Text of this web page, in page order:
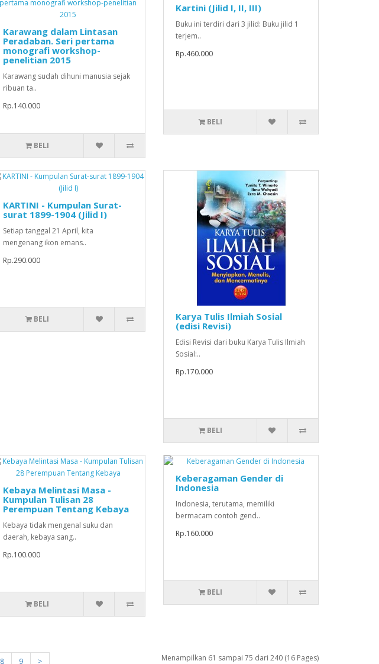
Karawang dalam Lintasan
Peradaban. Seri pertama
monografi workshop-
penelitian 2015
Karawang sudah dihuni manusia sejak
ribuan ta..
Rp.140.000
BELI
Kartini (Jilid I, II, III)
Buku ini terdiri dari 3 jilid: Buku jilid 1
terjem..
Rp.460.000
BELI
KARTINI - Kumpulan Surat-
surat 1899-1904 (Jilid I)
Setiap tanggal 21 April, kita
mengenang ikon emans..
Rp.290.000
BELI
Karya Tulis Ilmiah Sosial
(edisi Revisi)
Edisi Revisi dari buku Karya Tulis Ilmiah
Sosial:..
Rp.170.000
BELI
Kebaya Melintasi Masa -
Kumpulan Tulisan 28
Perempuan Tentang Kebaya
Kebaya tidak mengenal suku dan
daerah, kebaya sang..
Rp.100.000
BELI
Keberagaman Gender di
Indonesia
Indonesia, terutama, memiliki
bermacam contoh gend..
Rp.160.000
BELI
8 9 > Menampilkan 61 sampai 75 dari 240 (16 Pages)